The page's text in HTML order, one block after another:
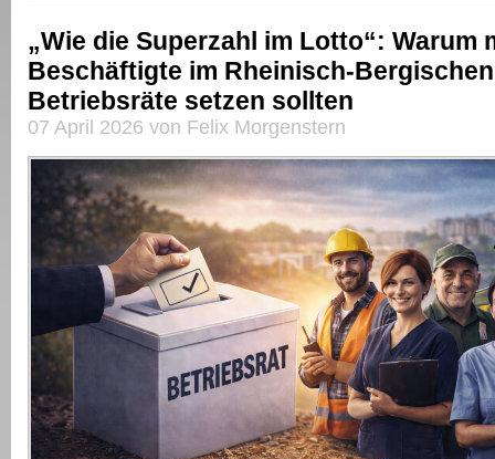
„Wie die Superzahl im Lotto“: Warum
Beschäftigte im Rheinisch-
Betriebsräte setzen sollten
07 April 2026 von Felix Morgenstern